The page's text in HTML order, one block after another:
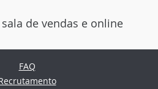
de vendas e online
FAQ